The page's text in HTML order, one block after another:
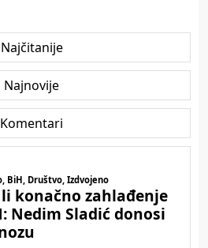
Najčitanije
Najnovije
Komentari